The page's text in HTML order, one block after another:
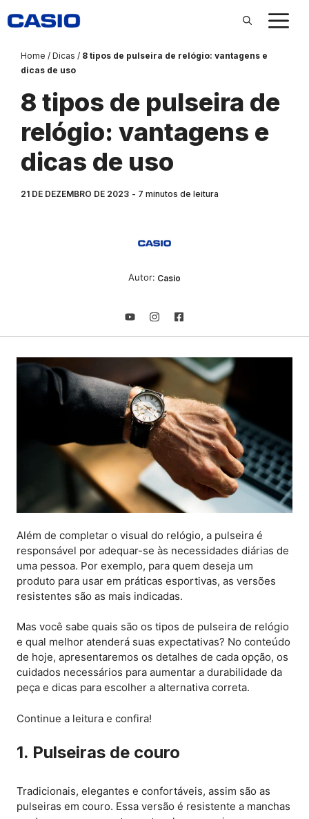
para
conteúdo
Home / Dicas / 8 tipos de pulseira de relógio: vantagens e
dicas de uso
8 tipos de pulseira de
relógio: vantagens e
dicas de uso
21 DE DEZEMBRO DE 2023 7 minutos de leitura
Autor:‎‎‎‎‎‎‎‎‎ Casio
Além de completar o visual do relógio, a pulseira é
responsável por adequar-se às necessidades diárias de
uma pessoa. Por exemplo, para quem deseja um
produto para usar em práticas esportivas, as versões
resistentes são as mais indicadas.
Mas você sabe quais são os tipos de pulseira de relógio
e qual melhor atenderá suas expectativas? No conteúdo
de hoje, apresentaremos os detalhes de cada opção, os
cuidados necessários para aumentar a durabilidade da
peça e dicas para escolher a alternativa correta.
Continue a leitura e confira!
1. Pulseiras de couro
Tradicionais, elegantes e confortáveis, assim são as
pulseiras em couro. Essa versão é resistente a manchas